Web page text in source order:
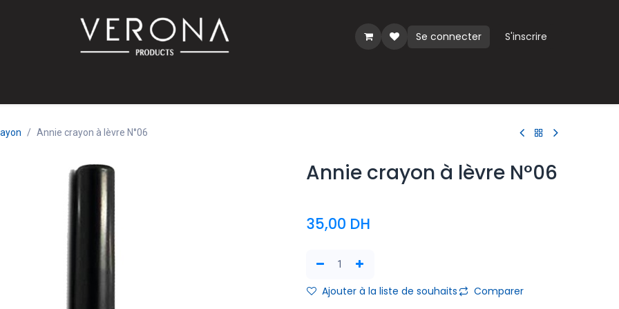
Se connecter
S'inscrire
Annie crayon à lèvre N°06
Annie crayon à lèvre N°06
35,00 DH
Ajouter à la liste de souhaits
Comparer